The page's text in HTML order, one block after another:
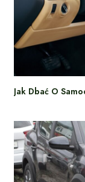
Jak Dbać O